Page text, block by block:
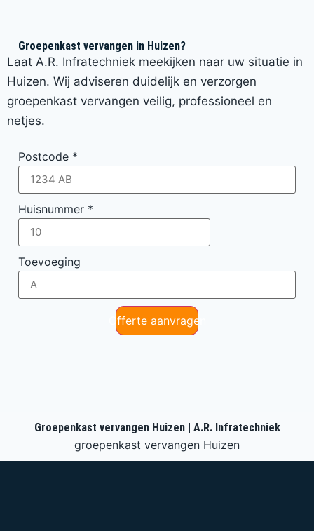
Groepenkast vervangen in Huizen?
Laat A.R. Infratechniek meekijken naar uw situatie in
Huizen. Wij adviseren duidelijk en verzorgen
groepenkast vervangen veilig, professioneel en
netjes.
Postcode *
Huisnummer *
Toevoeging
Offerte aanvragen
Groepenkast vervangen Huizen | A.R. Infratechniek
groepenkast vervangen Huizen